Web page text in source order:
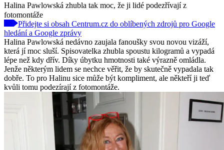
Halina Pawlowská zhubla tak moc, že ji lidé podezřívají z
fotomontáže
Přidejte si obsah Centrum.cz do oblíbených zdrojů pro Google
hledání a Google zprávy
Halina Pawlowská nedávno zaujala fanoušky svou novou vizáží,
která jí moc sluší. Spisovatelka zhubla spoustu kilogramů a vypadá
lépe než kdy dřív. Díky úbytku hmotnosti také výrazně omládla.
Jenže některým lidem se nechce věřit, že by skutečně vypadala tak
dobře. To pro Halinu sice může být kompliment, ale někteří ji teď
kvůli tomu podezírají z fotomontáže.